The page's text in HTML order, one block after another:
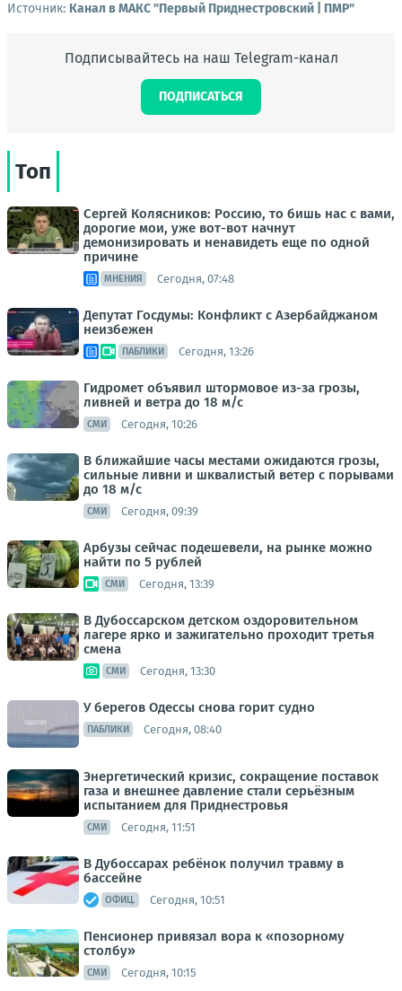
Источник: Канал в МАКС "Первый Приднестровский | ПМР"
Подписывайтесь на наш Telegram-канал
ПОДПИСАТЬСЯ
Топ
Сергей Колясников: Россию, то бишь нас с вами,
дорогие мои, уже вот-вот начнут
демонизировать и ненавидеть еще по одной
причине
МНЕНИЯ Сегодня, 07:48
Депутат Госдумы: Конфликт с Азербайджаном
неизбежен
ПАБЛИКИ Сегодня, 13:26
Гидромет объявил штормовое из-за грозы,
ливней и ветра до 18 м/с
СМИ Сегодня, 10:26
В ближайшие часы местами ожидаются грозы,
сильные ливни и шквалистый ветер с порывами
до 18 м/с
СМИ Сегодня, 09:39
Арбузы сейчас подешевели, на рынке можно
найти по 5 рублей
СМИ Сегодня, 13:39
В Дубоссарском детском оздоровительном
лагере ярко и зажигательно проходит третья
смена
СМИ Сегодня, 13:30
У берегов Одессы снова горит судно
ПАБЛИКИ Сегодня, 08:40
Энергетический кризис, сокращение поставок
газа и внешнее давление стали серьёзным
испытанием для Приднестровья
СМИ Сегодня, 11:51
В Дубоссарах ребёнок получил травму в
бассейне
ОФИЦ. Сегодня, 10:51
Пенсионер привязал вора к «позорному
столбу»
СМИ Сегодня, 10:15